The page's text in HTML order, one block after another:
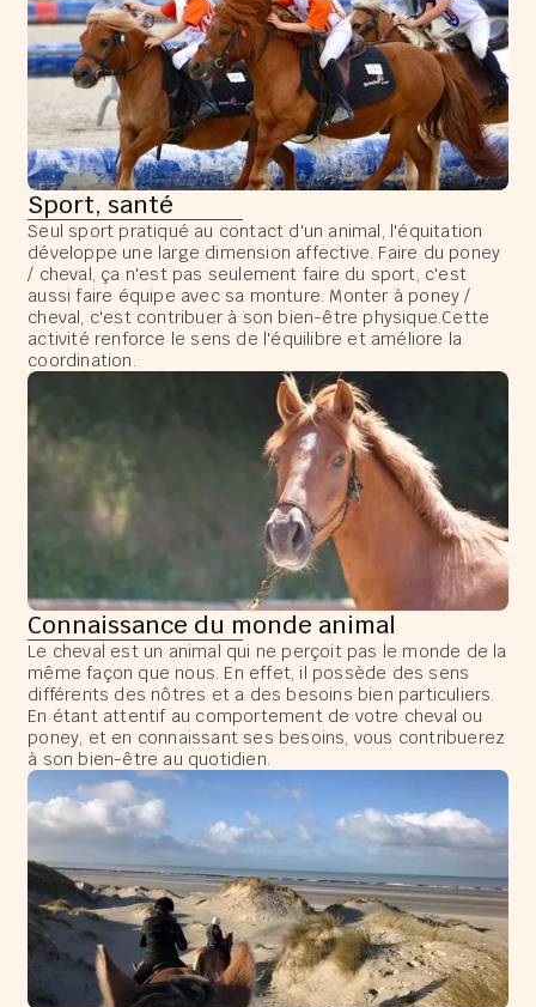
Sport, santé
Seul sport pratiqué au contact d'un animal, l'équitation
développe une large dimension affective. Faire du poney
/ cheval, ça n'est pas seulement faire du sport, c'est
aussi faire équipe avec sa monture. Monter à poney /
cheval, c'est contribuer à son bien-être physique.Cette
activité renforce le sens de l'équilibre et améliore la
coordination.
Connaissance du monde animal
Le cheval est un animal qui ne perçoit pas le monde de la
même façon que nous. En effet, il possède des sens
différents des nôtres et a des besoins bien particuliers.
En étant attentif au comportement de votre cheval ou
poney, et en connaissant ses besoins, vous contribuerez
à son bien-être au quotidien.